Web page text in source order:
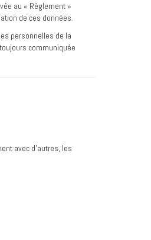
au « Règlement »
de ces données.
personnelles de la
communiquée
avec d’autres, les